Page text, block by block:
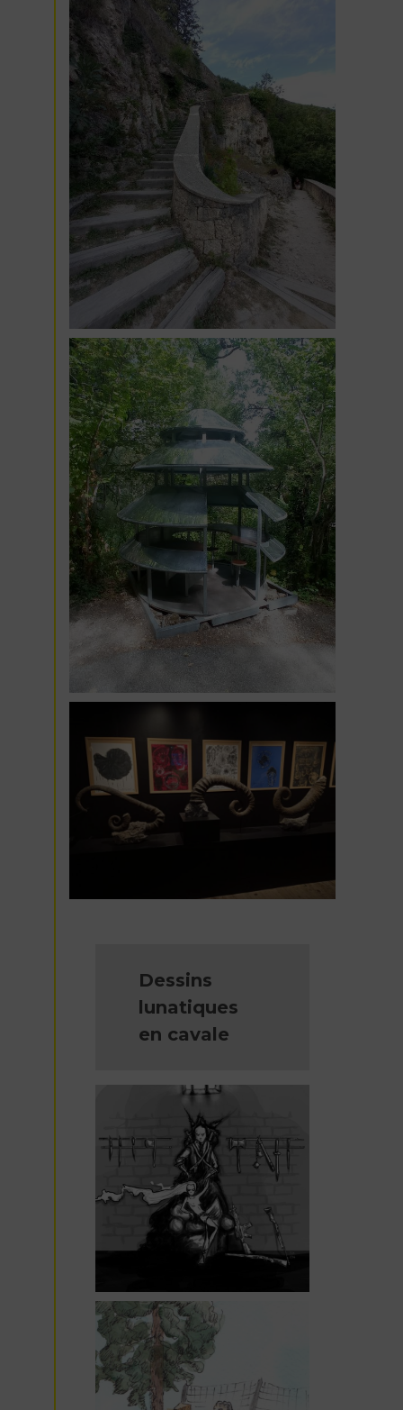
Dessins
lunatiques
en cavale